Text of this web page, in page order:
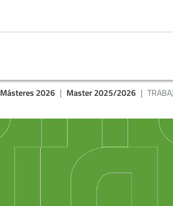
Másteres 2026 Master 2025/2026